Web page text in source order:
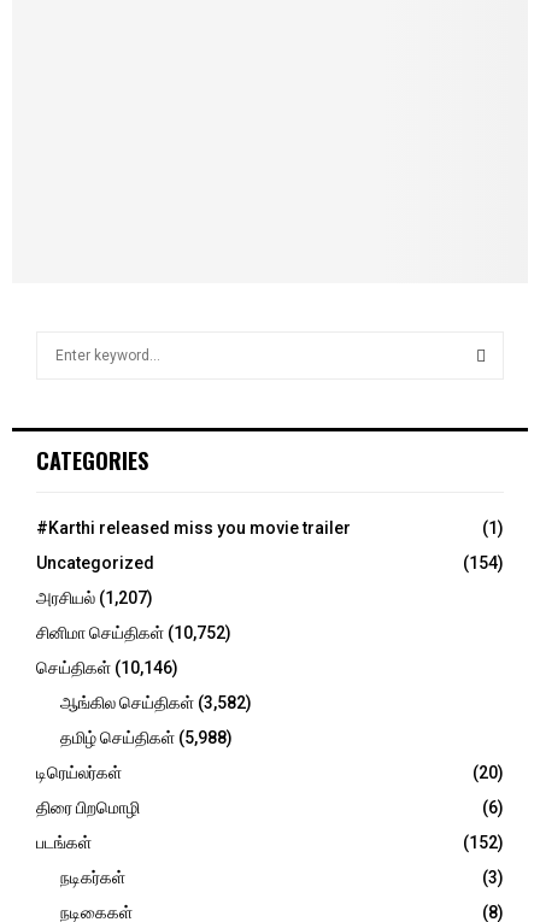
h
o
:
CATEGORIES
#Karthi released miss you movie trailer
(1)
Uncategorized
(154)
அரசியல் (1,207)
சினிமா செய்திகள் (10,752)
செய்திகள் (10,146)
ஆங்கில செய்திகள் (3,582)
தமிழ் செய்திகள் (5,988)
டிரெய்லர்கள்
(20)
திரை பிறமொழி
(6)
படங்கள்
(152)
நடிகர்கள்
(3)
நடிகைகள்
(8)